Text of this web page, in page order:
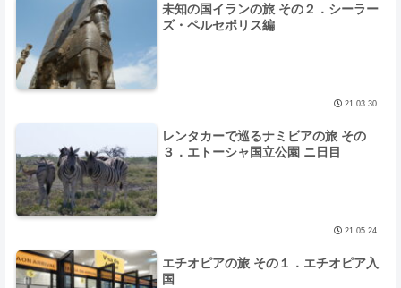
未知の国イランの旅 その２．シーラー
ズ・ペルセポリス編
21.03.30.
レンタカーで巡るナミビアの旅 その
３．エトーシャ国立公園 ニ日目
21.05.24.
エチオピアの旅 その１．エチオピア入
国